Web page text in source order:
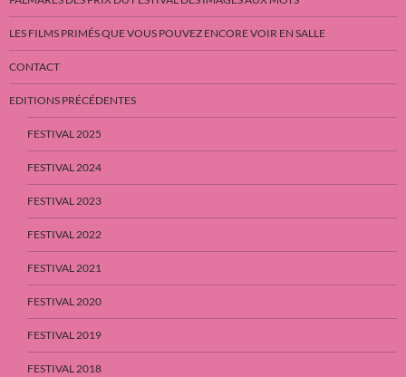
LES FILMS PRIMÉS QUE VOUS POUVEZ ENCORE VOIR EN SALLE
CONTACT
EDITIONS PRÉCÉDENTES
FESTIVAL 2025
FESTIVAL 2024
FESTIVAL 2023
FESTIVAL 2022
FESTIVAL 2021
FESTIVAL 2020
FESTIVAL 2019
FESTIVAL 2018